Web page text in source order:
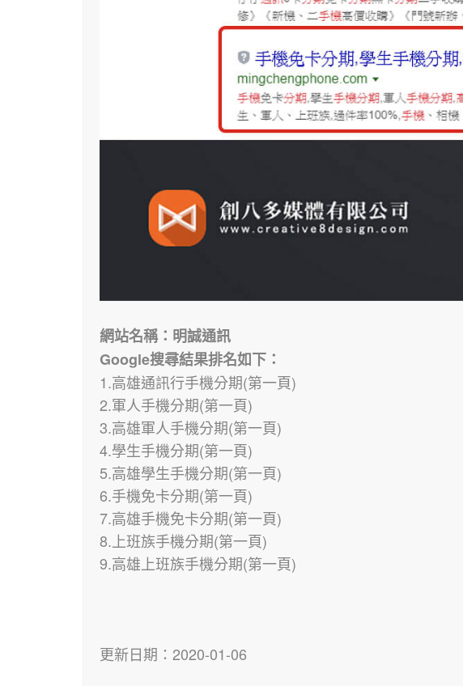
網站名稱：明誠通訊
Google搜尋結果排名如下：
1.高雄通訊行手機分期(第一頁)
2.軍人手機分期(第一頁)
3.高雄軍人手機分期(第一頁)
4.學生手機分期(第一頁)
5.高雄學生手機分期(第一頁)
6.手機免卡分期(第一頁)
7.高雄手機免卡分期(第一頁)
8.上班族手機分期(第一頁)
9.高雄上班族手機分期(第一頁)
更新日期：2020-01-06